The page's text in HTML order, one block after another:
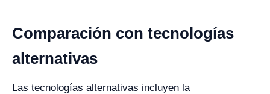
Comparación con tecnologías
alternativas
Las tecnologías alternativas incluyen la